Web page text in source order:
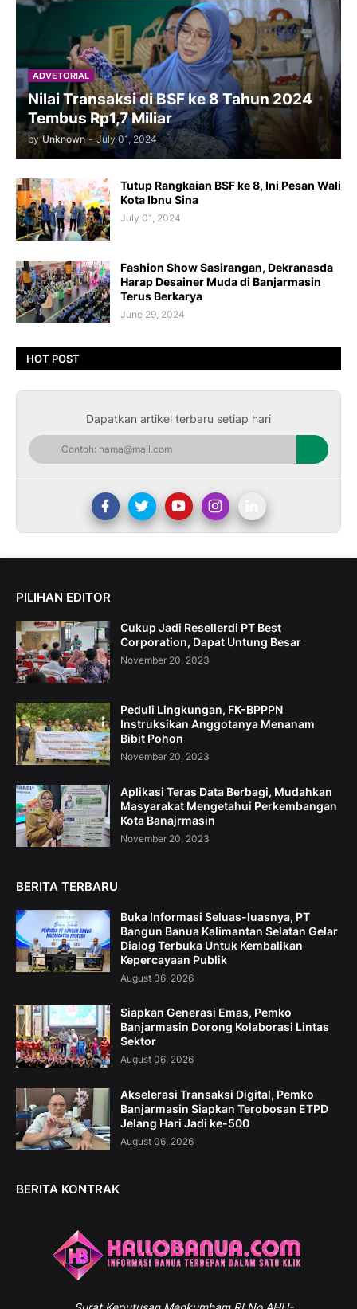
ADVETORIAL
Nilai Transaksi di BSF ke 8 Tahun 2024
Tembus Rp1,7 Miliar
by Unknown - July 01, 2024
Tutup Rangkaian BSF ke 8, Ini Pesan Wali
Kota Ibnu Sina
July 01, 2024
Fashion Show Sasirangan, Dekranasda
Harap Desainer Muda di Banjarmasin
Terus Berkarya
June 29, 2024
HOT POST
Dapatkan artikel terbaru setiap hari
PILIHAN EDITOR
Cukup Jadi Resellerdi PT Best
Corporation, Dapat Untung Besar
November 20, 2023
Peduli Lingkungan, FK-BPPPN
Instruksikan Anggotanya Menanam
Bibit Pohon
November 20, 2023
Aplikasi Teras Data Berbagi, Mudahkan
Masyarakat Mengetahui Perkembangan
Kota Banajrmasin
November 20, 2023
BERITA TERBARU
Buka Informasi Seluas-luasnya, PT
Bangun Banua Kalimantan Selatan Gelar
Dialog Terbuka Untuk Kembalikan
Kepercayaan Publik
August 06, 2026
Siapkan Generasi Emas, Pemko
Banjarmasin Dorong Kolaborasi Lintas
Sektor
August 06, 2026
Akselerasi Transaksi Digital, Pemko
Banjarmasin Siapkan Terobosan ETPD
Jelang Hari Jadi ke-500
August 06, 2026
BERITA KONTRAK